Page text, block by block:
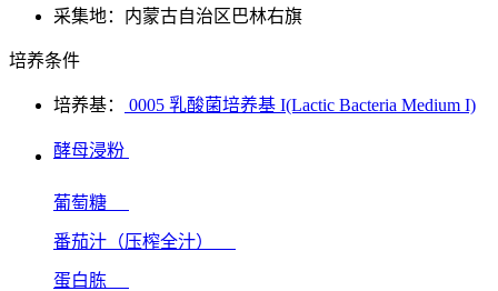
采集地：内蒙古自治区巴林右旗
培养条件
培养基： 0005 乳酸菌培养基 I(Lactic Bacteria Medium I)
酵母浸粉
葡萄糖
番茄汁（压榨全汁）
蛋白胨